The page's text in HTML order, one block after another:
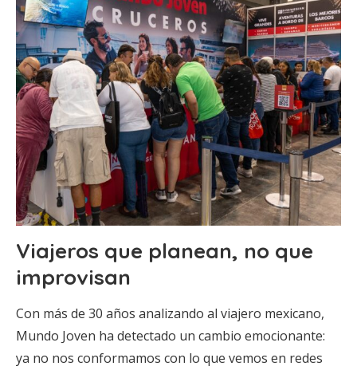
Viajeros que planean, no que
improvisan
Con más de 30 años analizando al viajero mexicano,
Mundo Joven ha detectado un cambio emocionante:
ya no nos conformamos con lo que vemos en redes